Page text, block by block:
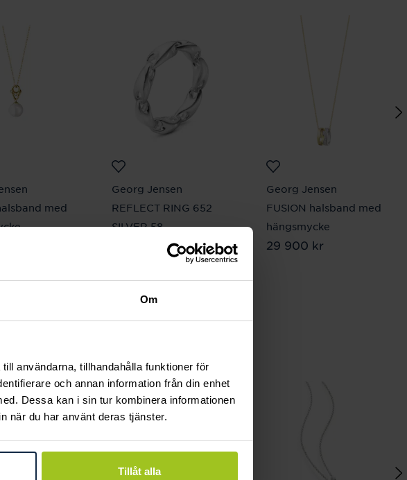
Om
användarna, tillhandahålla funktioner för
och annan information från din enhet
Dessa kan i sin tur kombinera informationen
när du har använt deras tjänster.
Tillåt alla
med
Georg Jensen
REFLECT RING 652
SILVER 58
3 200 kr
Georg Jensen
FUSION halsband med
hängsmycke
Pris:29 900 kr
29 900 kr